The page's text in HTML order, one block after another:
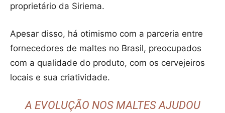
proprietário da Siriema.
Apesar disso, há otimismo com a parceria entre
fornecedores de maltes no Brasil, preocupados
com a qualidade do produto, com os cervejeiros
locais e sua criatividade.
A EVOLUÇÃO NOS MALTES AJUDOU